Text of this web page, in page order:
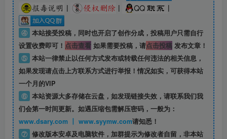
|
| |
④ 本站接受投稿，同时也开启了创作分成，投稿用户只需自行
设置收费即可！ 点击查看如果需要投稿，请点击投稿发布文章！
⑤ 本站一律禁止以任何方式发布或转载任何违法的相关信息，
如果发现请点击上方联系方式进行举报！情况如实，可获得本站
一个月的VIP
⑥ 本站资源大多存储在云盘，如发现链接失效，请联系我们我
们会第一时间更新。如遇压缩包需解压密码，一般为：
www.dsary.com 丨 www.syymw.com请知悉！
⑦ 修改版本安卓及电脑软件，加群提示为修改者自留， 非本站